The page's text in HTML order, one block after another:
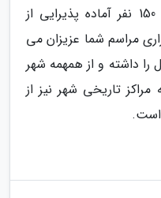
برده.رستوران اقامتگاه با ظرفیت 150 نفر آماده پذیرایی از
مراسم شما عزیزان می
را داشته و از همهمه شهر
تاریخی شهر نیز از
است.